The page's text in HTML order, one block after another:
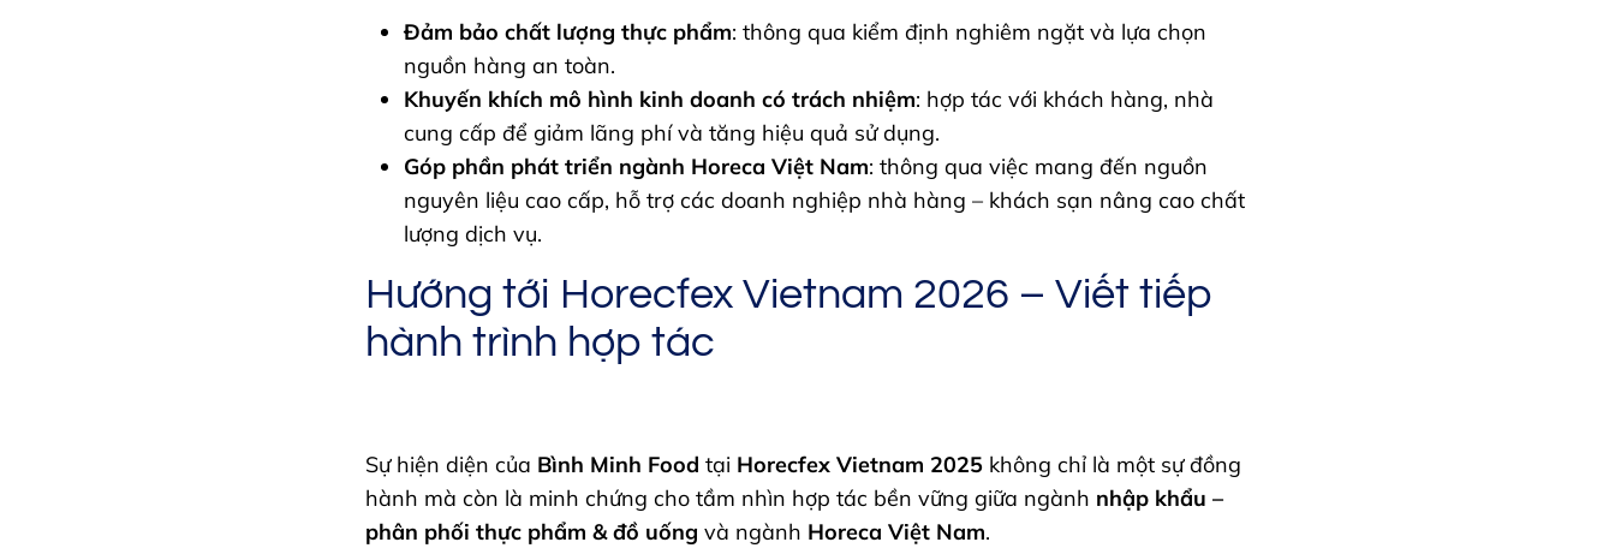
Đảm bảo chất lượng thực phẩm: thông qua kiểm định nghiêm ngặt và lựa chọn
nguồn hàng an toàn.
Khuyến khích mô hình kinh doanh có trách nhiệm: hợp tác với khách hàng, nhà
cung cấp để giảm lãng phí và tăng hiệu quả sử dụng.
Góp phần phát triển ngành Horeca Việt Nam: thông qua việc mang đến nguồn
nguyên liệu cao cấp, hỗ trợ các doanh nghiệp nhà hàng – khách sạn nâng cao chất
lượng dịch vụ.
Hướng tới Horecfex Vietnam 2026 – Viết tiếp
hành trình hợp tác
Sự hiện diện của Bình Minh Food tại Horecfex Vietnam 2025 không chỉ là một sự đồng
hành mà còn là minh chứng cho tầm nhìn hợp tác bền vững giữa ngành nhập khẩu –
phân phối thực phẩm & đồ uống và ngành Horeca Việt Nam.